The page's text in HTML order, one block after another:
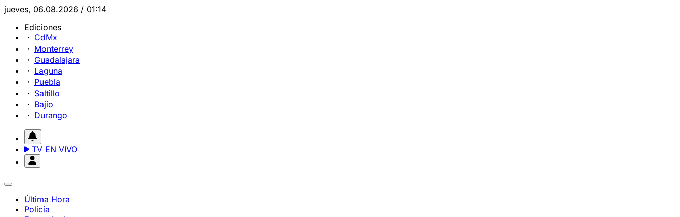
jueves, 06.08.2026 / 01:14
Ediciones
CdMx
Monterrey
Guadalajara
Laguna
Puebla
Saltillo
Bajío
Durango
TV EN VIVO
Última Hora
Policía